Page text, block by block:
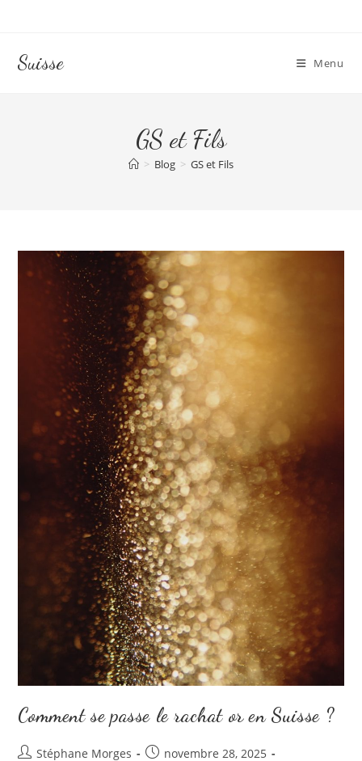
Suisse Menu
GS et Fils
> Blog > GS et Fils
Comment se passe le rachat or en Suisse ?
Auteur/autrice
Stéphane Morges
Publication
novembre 28, 2025